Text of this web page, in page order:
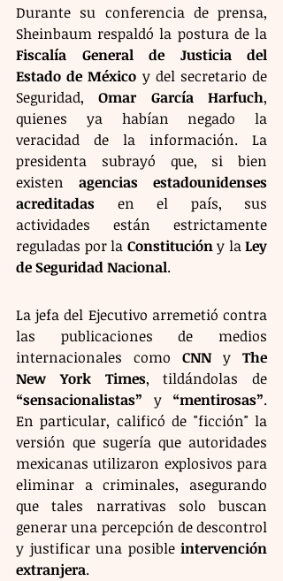
Durante su conferencia de prensa,
Fiscalía General de Justicia del
Estado de México y del secretario de
Seguridad, Omar García Harfuch,
quienes ya habían negado la
veracidad de la información. La
presidenta subrayó que, si bien
existen agencias estadounidenses
acreditadas en el país, sus
actividades están estrictamente
reguladas por la Constitución y la Ley
de Seguridad Nacional.
La jefa del Ejecutivo arremetió contra
las publicaciones de medios
internacionales como CNN y The
New York Times
“sensacionalistas” y “mentirosas”.
En particular, calificó de "ficción" la
versión que sugería que autoridades
mexicanas utilizaron explosivos para
eliminar a criminales, asegurando
que tales narrativas solo buscan
generar una percepción de descontrol
y justificar una posible intervención
extranjera.